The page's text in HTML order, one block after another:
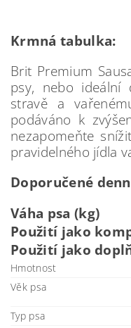
Krmná tabulka:
Brit Premium
psy, nebo ideální
stravě a
podáváno k
nezapomeňte
pravidelného jídla
Doporučené
Váha psa (kg)
Použití jako
Použití jako
Hmotnost
Věk psa
Typ psa